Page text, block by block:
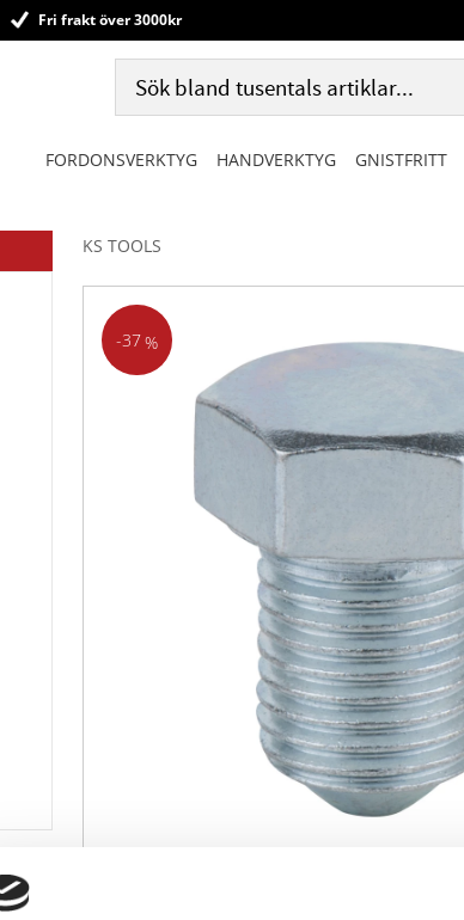
Fri frakt över 3000kr
FORDONSVERKTYG HANDVERKTYG GNISTFRITT
KS TOOLS
37%